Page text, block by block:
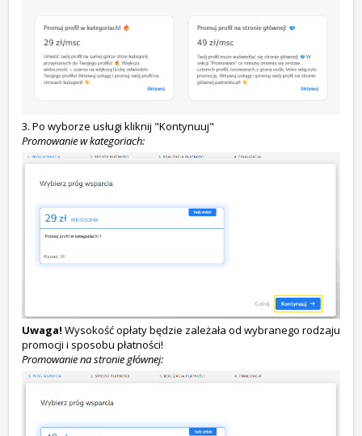
3. Po wyborze usługi kliknij "Kontynuuj"
Promowanie w kategoriach:
Uwaga! Wysokość opłaty będzie zależała od wybranego rodzaju
promocji i sposobu płatności!
Promowanie na stronie głównej: